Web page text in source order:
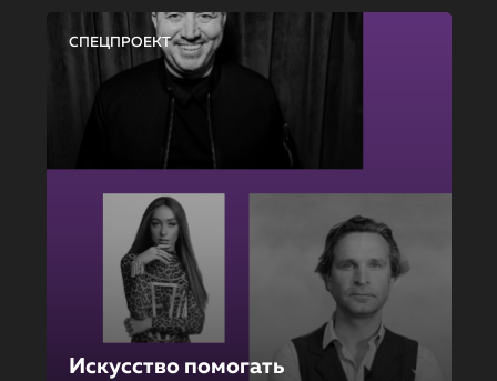
СПЕЦПРОЕКТ
Искусство помогать